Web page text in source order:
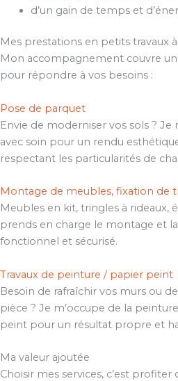
d’un gain de temps et
Mes prestations en petits travaux
Mon accompagnement couvre
pour répondre à vos besoins :
Pose de parquet
Envie de moderniser vos sols ?
avec soin pour un rendu
respectant les particularités de
Montage de meubles, fixation de
Meubles en kit, tringles à rideaux,
prends en charge le montage et
fonctionnel et sécurisé.
Travaux de peinture / papier peint
Besoin de rafraîchir vos murs ou
pièce ? Je m’occupe de la
peint pour un résultat propre et
Ma valeur ajoutée
Choisir mes services, c’est